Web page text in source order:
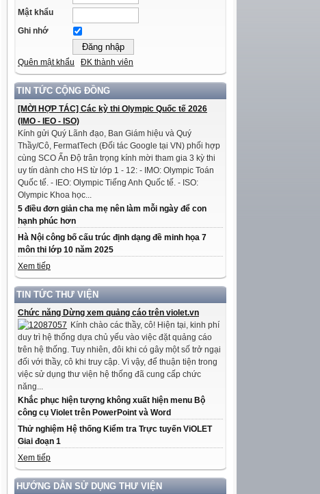
Mật khẩu
Ghi nhớ
Quên mật khẩu ĐK thành viên
TIN TỨC CỘNG ĐỒNG
[MỜI HỢP TÁC] Các kỳ thi Olympic Quốc tế 2026
(IMO - IEO - ISO)
Kính gửi Quý Lãnh đạo, Ban Giám hiệu và Quý
Thầy/Cô, FermatTech (Đối tác Google tại VN) phối hợp
cùng SCO Ấn Độ trân trọng kính mời tham gia 3 kỳ thi
uy tín dành cho HS từ lớp 1 - 12: - IMO: Olympic Toán
Quốc tế. - IEO: Olympic Tiếng Anh Quốc tế. - ISO:
Olympic Khoa học...
5 điều đơn giản cha mẹ nên làm mỗi ngày để con
hạnh phúc hơn
Hà Nội công bố cấu trúc định dạng đề minh họa 7
môn thi lớp 10 năm 2025
Xem tiếp
TIN TỨC THƯ VIỆN
Chức năng Dừng xem quảng cáo trên violet.vn
Kính chào các thầy, cô! Hiện tại, kinh phí
duy trì hệ thống dựa chủ yếu vào việc đặt quảng cáo
trên hệ thống. Tuy nhiên, đôi khi có gây một số trở ngại
đối với thầy, cô khi truy cập. Vì vậy, để thuận tiện trong
việc sử dụng thư viện hệ thống đã cung cấp chức
năng...
Khắc phục hiện tượng không xuất hiện menu Bộ
công cụ Violet trên PowerPoint và Word
Thử nghiệm Hệ thống Kiểm tra Trực tuyến ViOLET
Giai đoạn 1
Xem tiếp
HƯỚNG DẪN SỬ DỤNG THƯ VIỆN